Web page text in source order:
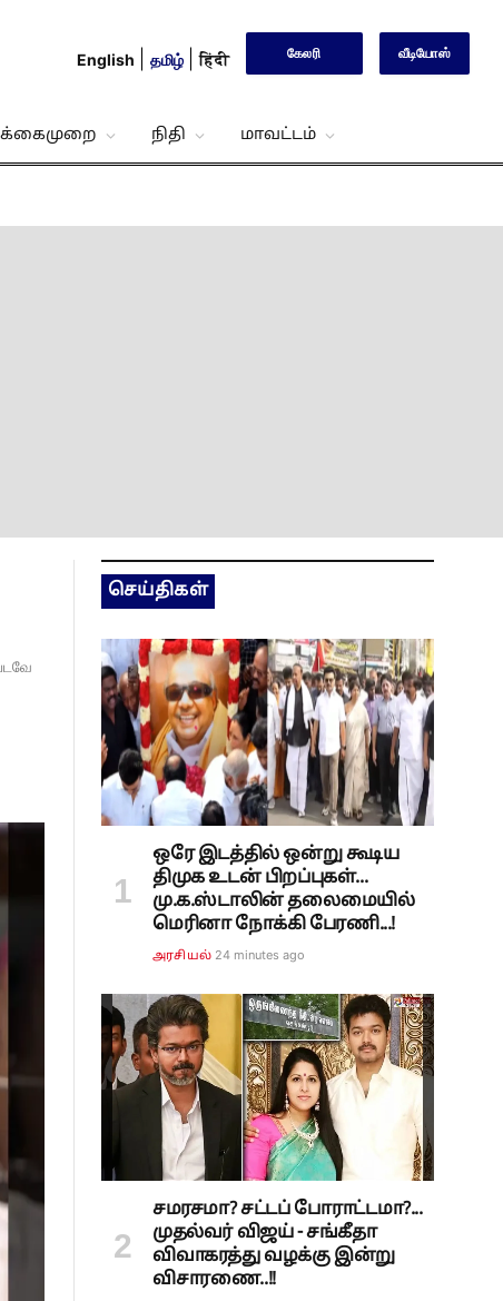
English தமிழ் हिंदी கேலரி வீடியோஸ்
நிதி மாவட்டம்
செய்திகள்
ஒரே இடத்தில் ஒன்று கூடிய
திமுக உடன் பிறப்புகள்...
மு.க.ஸ்டாலின் தலைமையில்
மெரினா நோக்கி பேரணி...!
அரசியல் 24 minutes ago
சமரசமா? சட்டப் போராட்டமா?...
முதல்வர் விஜய் - சங்கீதா
விவாகரத்து வழக்கு இன்று
விசாரணை..!!